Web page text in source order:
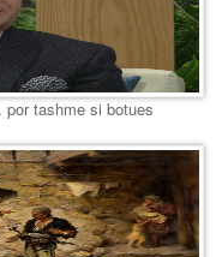
tashme si botues